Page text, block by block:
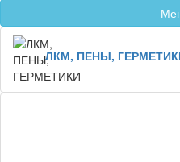
ЛКМ, ПЕНЫ,